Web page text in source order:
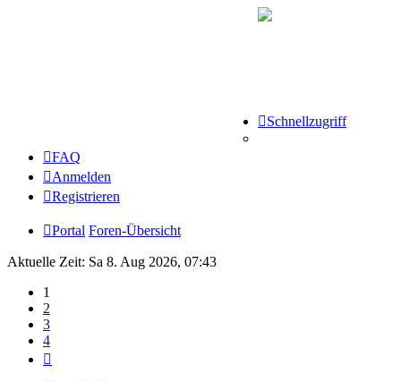
Schnellzugriff
FAQ
Anmelden
Registrieren
Portal Foren-Übersicht
Aktuelle Zeit: Sa 8. Aug 2026, 07:43
1
2
3
4